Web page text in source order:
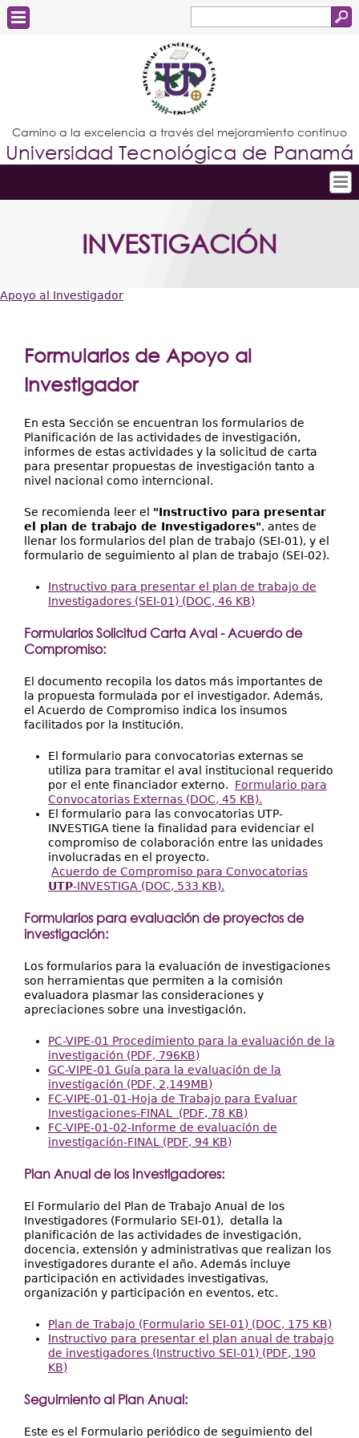
de
búsqueda
Estudiantes
Docentes
Administrativos
Graduados
Camino a la excelencia a través del mejoramiento continuo
Universidad Tecnológica de Panamá
Conoce la UTP
Extensión
Centros Regionales
Servicios
Internacional
Transparencia
INVESTIGACIÓN
está
aquí
Apoyo al Investigador
Formularios de Apoyo al
Investigador
En esta Sección se encuentran los formularios de
Planificación de las actividades de investigación,
informes de estas actividades y la solicitud de carta
para presentar propuestas de investigación tanto a
nivel nacional como interncional.
Se recomienda leer el "Instructivo para presentar
el plan de trabajo de Investigadores", antes de
llenar los formularios del plan de trabajo (SEI-01), y el
formulario de seguimiento al plan de trabajo (SEI-02).
Instructivo para presentar el plan de trabajo de
Investigadores (SEI-01) (DOC, 46 KB)
Formularios Solicitud Carta Aval - Acuerdo de
Compromiso:
El documento recopila los datos más importantes de
la propuesta formulada por el investigador. Además,
el Acuerdo de Compromiso indica los insumos
facilitados por la Institución.
El formulario para convocatorias externas se
utiliza para tramitar el aval institucional requerido
por el ente financiador externo. Formulario para
Convocatorias Externas (DOC, 45 KB).
El formulario para las convocatorias UTP-
INVESTIGA tiene la finalidad para evidenciar el
compromiso de colaboración entre las unidades
involucradas en el proyecto.
Acuerdo de Compromiso para Convocatorias
UTP-INVESTIGA (DOC, 533 KB).
Formularios para evaluación de proyectos de
investigación:
Los formularios para la evaluación de investigaciones
son herramientas que permiten a la comisión
evaluadora plasmar las consideraciones y
apreciaciones sobre una investigación.
PC-VIPE-01 Procedimiento para la evaluación de la
investigación (PDF, 796KB)
GC-VIPE-01 Guía para la evaluación de la
investigación (PDF, 2,149MB)
FC-VIPE-01-01-Hoja de Trabajo para Evaluar
Investigaciones-FINAL (PDF, 78 KB)
FC-VIPE-01-02-Informe de evaluación de
investigación-FINAL (PDF, 94 KB)
Plan Anual de los Investigadores:
El Formulario del Plan de Trabajo Anual de los
Investigadores (Formulario SEI-01), detalla la
planificación de las actividades de investigación,
docencia, extensión y administrativas que realizan los
investigadores durante el año. Además incluye
participación en actividades investigativas,
organización y participación en eventos, etc.
Plan de Trabajo (Formulario SEI-01) (DOC, 175 KB)
Instructivo para presentar el plan anual de trabajo
de investigadores (Instructivo SEI-01) (PDF, 190
KB)
Seguimiento al Plan Anual:
Este es el Formulario periódico de seguimiento del